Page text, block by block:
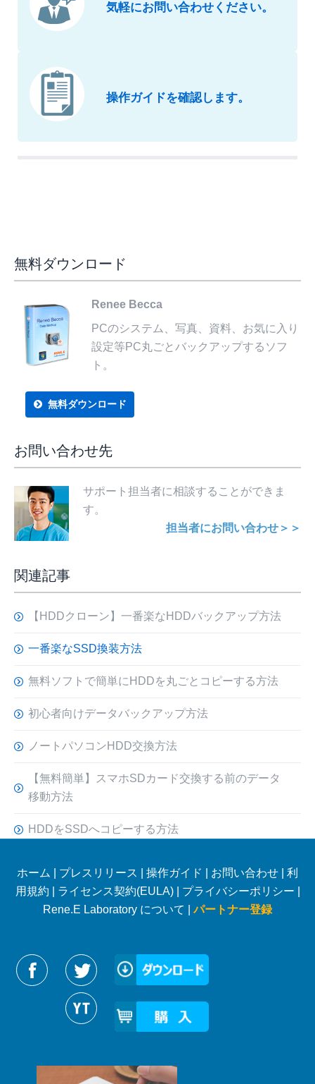
気軽にお問い合わせください。
操作ガイドを確認します。
無料ダウンロード
Renee Becca
PCのシステム、写真、資料、お気に入り
設定等PC丸ごとバックアップするソフ
ト。
無料ダウンロード
お問い合わせ先
サポート担当者に相談することができま
す。
担当者にお問い合わせ＞＞
関連記事
【HDDクローン】一番楽なHDDバックアップ方法
一番楽なSSD換装方法
無料ソフトで簡単にHDDを丸ごとコピーする方法
初心者向けデータバックアップ方法
ノートパソコンHDD交換方法
【無料簡単】スマホSDカード交換する前のデータ
移動方法
HDDをSSDへコピーする方法
ホーム プレスリリース 操作ガイド お問い合わせ
利
用規約
ライセンス契約(EULA)| プライバシーポリシー
Rene.E Laboratory について |パートナー登録
Reneelabをフォローする